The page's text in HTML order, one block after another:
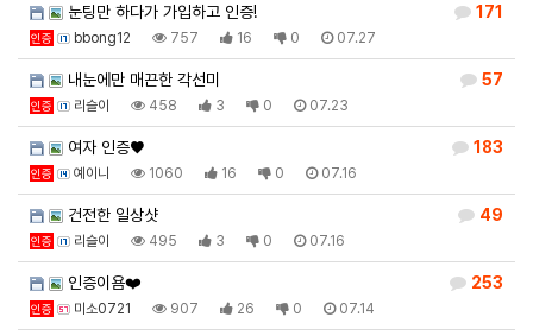
171
눈팅만 하다가 가입하고 인증!
인증 bbong12 757 16 0 07.27
57
내눈에만 매끈한 각선미
인증 리슬이 458 3 0 07.23
183
여자 인증♥
인증 예이니 1060 16 0 07.16
49
건전한 일상샷
인증 리슬이 495 3 0 07.16
253
인증이욤❤️
인증 미소0721 907 26 0 07.14